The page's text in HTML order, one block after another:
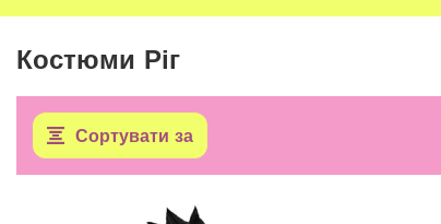
Костюми Ріг
Сортувати за